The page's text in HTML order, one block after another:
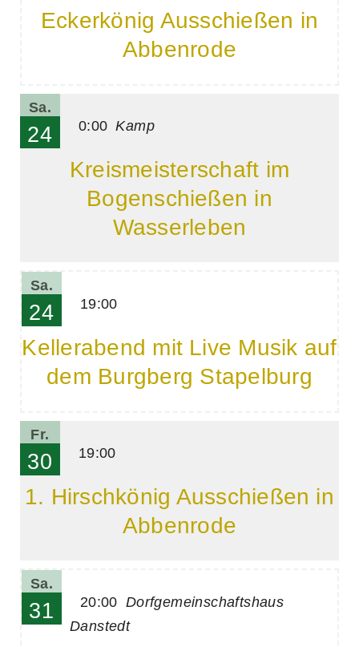
Eckerkönig Ausschießen in
Abbenrode
Sa.
24 0:00 Kamp
Kreismeisterschaft im
Bogenschießen in
Wasserleben
Sa.
24 19:00
Kellerabend mit Live Musik auf
dem Burgberg Stapelburg
Fr.
30 19:00
1. Hirschkönig Ausschießen in
Abbenrode
Sa.
31 20:00 Dorfgemeinschaftshaus
Danstedt